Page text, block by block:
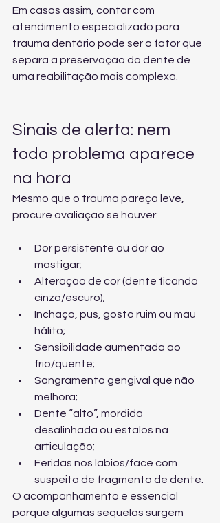
Em casos assim, contar com
atendimento especializado para
trauma dentário pode ser o fator que
separa a preservação do dente de
uma reabilitação mais complexa.
Sinais de alerta: nem
todo problema aparece
na hora
Mesmo que o trauma pareça leve,
procure avaliação se houver:
Dor persistente ou dor ao
mastigar;
Alteração de cor (dente ficando
cinza/escuro);
Inchaço, pus, gosto ruim ou mau
hálito;
Sensibilidade aumentada ao
frio/quente;
Sangramento gengival que não
melhora;
Dente “alto”, mordida
desalinhada ou estalos na
articulação;
Feridas nos lábios/face com
suspeita de fragmento de dente.
O acompanhamento é essencial
porque algumas sequelas surgem